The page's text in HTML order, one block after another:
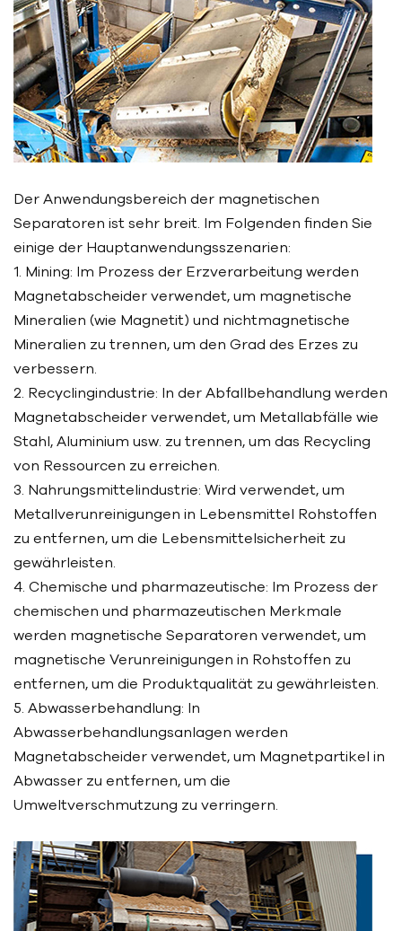
Der Anwendungsbereich der magnetischen
Separatoren ist sehr breit. Im Folgenden finden Sie
einige der Hauptanwendungsszenarien:
1. Mining: Im Prozess der Erzverarbeitung werden
Magnetabscheider verwendet, um magnetische
Mineralien (wie Magnetit) und nichtmagnetische
Mineralien zu trennen, um den Grad des Erzes zu
verbessern.
2. Recyclingindustrie: In der Abfallbehandlung werden
Magnetabscheider verwendet, um Metallabfälle wie
Stahl, Aluminium usw. zu trennen, um das Recycling
von Ressourcen zu erreichen.
3. Nahrungsmittelindustrie: Wird verwendet, um
Metallverunreinigungen in Lebensmittel Rohstoffen
zu entfernen, um die Lebensmittelsicherheit zu
gewährleisten.
4. Chemische und pharmazeutische: Im Prozess der
chemischen und pharmazeutischen Merkmale
werden magnetische Separatoren verwendet, um
magnetische Verunreinigungen in Rohstoffen zu
entfernen, um die Produktqualität zu gewährleisten.
5. Abwasserbehandlung: In
Abwasserbehandlungsanlagen werden
Magnetabscheider verwendet, um Magnetpartikel in
Abwasser zu entfernen, um die
Umweltverschmutzung zu verringern.